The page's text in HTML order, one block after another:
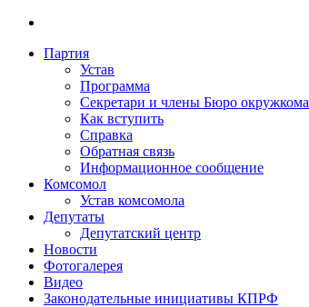
Партия
Устав
Программа
Секретари и члены Бюро окружкома
Как вступить
Справка
Обратная связь
Информационное сообщение
Комсомол
Устав комсомола
Депутаты
Депутатский центр
Новости
Фотогалерея
Видео
Законодательные инициативы КПРФ